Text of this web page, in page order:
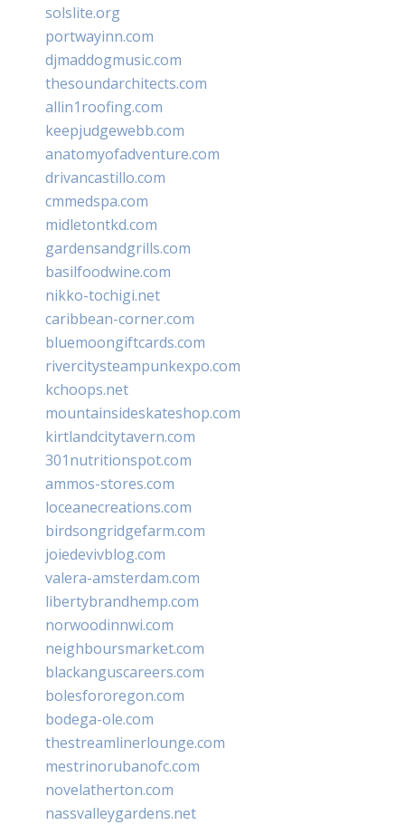
solslite.org
portwayinn.com
djmaddogmusic.com
thesoundarchitects.com
allin1roofing.com
keepjudgewebb.com
anatomyofadventure.com
drivancastillo.com
cmmedspa.com
midletontkd.com
gardensandgrills.com
basilfoodwine.com
nikko-tochigi.net
caribbean-corner.com
bluemoongiftcards.com
rivercitysteampunkexpo.com
kchoops.net
mountainsideskateshop.com
kirtlandcitytavern.com
301nutritionspot.com
ammos-stores.com
loceanecreations.com
birdsongridgefarm.com
joiedevivblog.com
valera-amsterdam.com
libertybrandhemp.com
norwoodinnwi.com
neighboursmarket.com
blackanguscareers.com
bolesfororegon.com
bodega-ole.com
thestreamlinerlounge.com
mestrinorubanofc.com
novelatherton.com
nassvalleygardens.net